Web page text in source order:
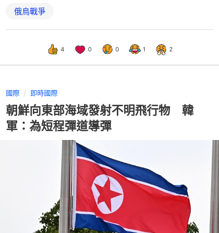
俄烏戰爭
4 0 0 1 2
國際 即時國際
朝鮮向東部海域發射不明飛行物 韓
軍：為短程彈道導彈